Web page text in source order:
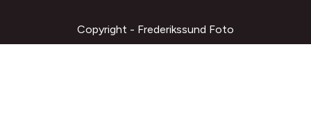
Copyright - Frederikssund Foto